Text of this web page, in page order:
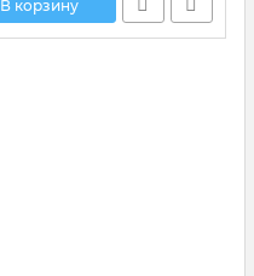
В корзину